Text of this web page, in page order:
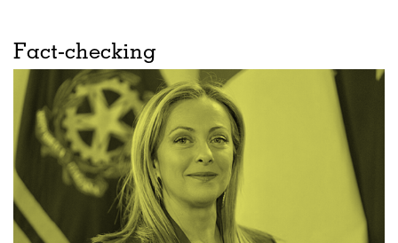
Fact-checking